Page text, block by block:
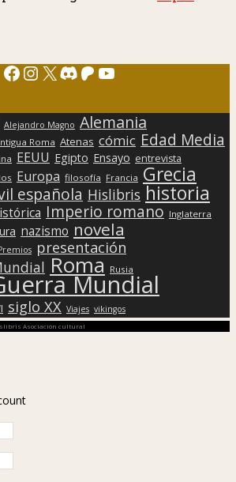
Facebook
Instagram
X Discord
Patreon
YouTube
Alejandro Magno Alemania
Roma Atenas cómic Edad Media
EEUU Egipto Ensayo entrevista
Europa filosofía Francia Grecia
española Hislibris historia
Imperio romano Inglaterra
nazismo novela
presentación
Roma Rusia
Mundial
siglo XX Viajes vikingos
Asociación cultural